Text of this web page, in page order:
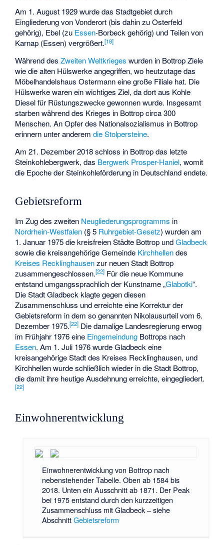
Am 1. August 1929 wurde das Stadtgebiet durch
Eingliederung von Vonderort (bis dahin zu Osterfeld
gehörig), Ebel (zu Essen-Borbeck gehörig) und Teilen von
Karnap (Essen) vergrößert.[18]
Während desZweiten Weltkrieges wurden in Bottrop Ziele
wie die alten Hülswerke angegriffen, wo heutzutage das
Möbelhandelshaus Ostermanneine große Filiale hat. Die
Hülswerke waren ein wichtiges Ziel, da dort aus Kohle
Diesel für Rüstungszwecke gewonnen wurde. Insgesamt
starben während des Krieges in Bottrop circa 300
Menschen. An Opfer des Nationalsozialismus in Bottrop
erinnern unter anderemdie Stolpersteine.
Am 21. Dezember 2018 schloss in Bottrop das letzte
Steinkohlebergwerk, das Bergwerk Prosper-Haniel, womit
die Epoche der Steinkohleförderung in Deutschland endete.
Gebietsreform
Im Zug des zweiten Neugliederungsprogramms in
Nordrhein-Westfalen (§ 5 Ruhrgebiet-Gesetz) wurden am
1. Januar 1975 die kreisfreien Städte Bottrop undGladbeck
sowie die kreisangehörige Gemeinde Kirchhellendes
Kreises Recklinghausenzur neuen Stadt Bottrop
zusammengeschlossen.[22] Für die neue Kommune
entstand umgangssprachlich der Kunstname „Glabotki“.
Die Stadt Gladbeck klagte gegen diesen
Zusammenschluss und erreichte eine Korrektur der
Gebietsreform in dem so genannten Nikolausurteil vom 6.
Dezember 1975.[22] Die damalige Landesregierung erwog
im Frühjahr 1976 eine Eingemeindung Bottrops nach
Essen. Am 1. Juli 1976 wurde Gladbeck eine
kreisangehörige Stadt des Kreises Recklinghausen, und
Kirchhellen wurde schließlich wieder in die Stadt Bottrop,
die damit ihre heutige Ausdehnung erreichte, eingegliedert.
[22]
Einwohnerentwicklung
Einwohnerentwicklung von Bottrop nach
nebenstehender Tabelle. Oben ab 1584 bis
2018. Unten ein Ausschnitt ab 1871. Der Peak
bei 1975 entstand durch den kurzzeitigen
Zusammenschluss mit Gladbeck – siehe
AbschnittGebietsreform